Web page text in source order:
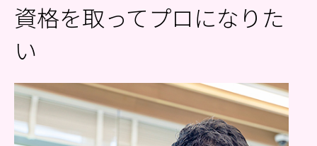
資格を取ってプロになりた
い